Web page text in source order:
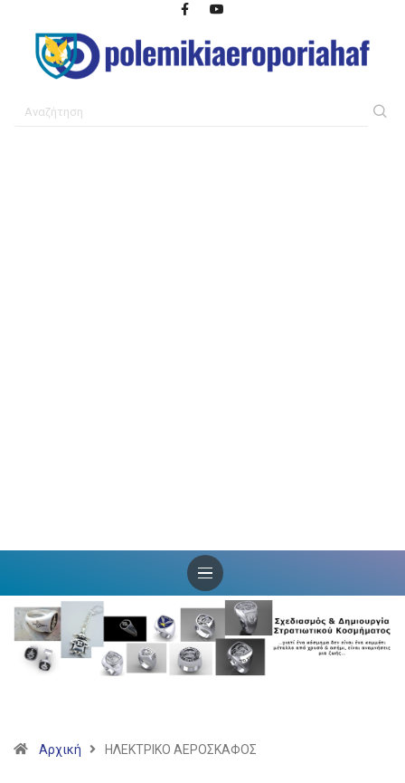
Αρχική ΗΛΕΚΤΡΙΚΟ ΑΕΡΟΣΚΑΦΟΣ